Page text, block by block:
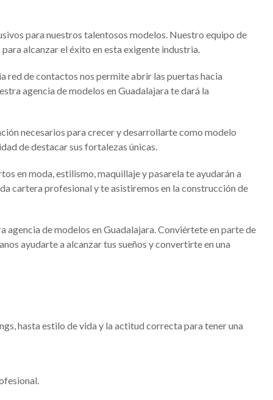
para nuestros talentosos modelos. Nuestro equipo de
alcanzar el éxito en esta exigente industria.
red de contactos nos permite abrir las puertas hacia
agencia de modelos en Guadalajara te dará la
necesarios para crecer y desarrollarte como modelo
de destacar sus fortalezas únicas.
en moda, estilismo, maquillaje y pasarela te ayudarán a
cartera profesional y te asistiremos en la construcción de
de modelos en Guadalajara. Conviértete en parte de
ayudarte a alcanzar tus sueños y convertirte en una
hasta estilo de vida y la actitud correcta para tener una